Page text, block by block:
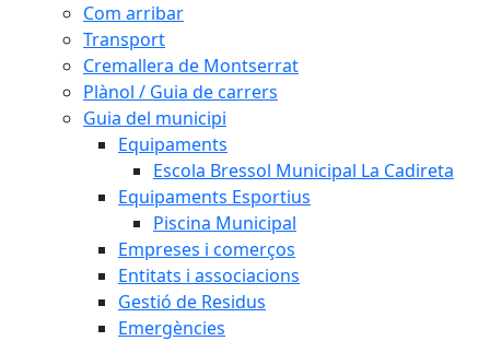
Com arribar
Transport
Cremallera de Montserrat
Plànol / Guia de carrers
Guia del municipi
Equipaments
Escola Bressol Municipal La Cadireta
Equipaments Esportius
Piscina Municipal
Empreses i comerços
Entitats i associacions
Gestió de Residus
Emergències